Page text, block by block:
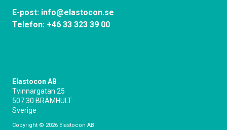
E-post: info@elastocon.se
Telefon: +46 33 323 39 00
Elastocon AB
Tvinnargatan 25
507 30 BRÄMHULT
Sverige
Copyright © 2026 Elastocon AB